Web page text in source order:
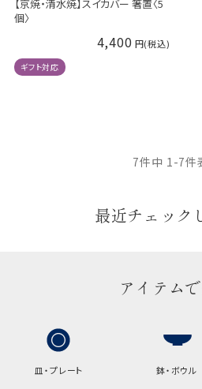
【京焼・清水焼】スイカバー 箸置〈5
個〉
4,400
ギフト対応
7件中 1-7件
最近チェック
アイテム
皿・プレート 鉢・ボウル